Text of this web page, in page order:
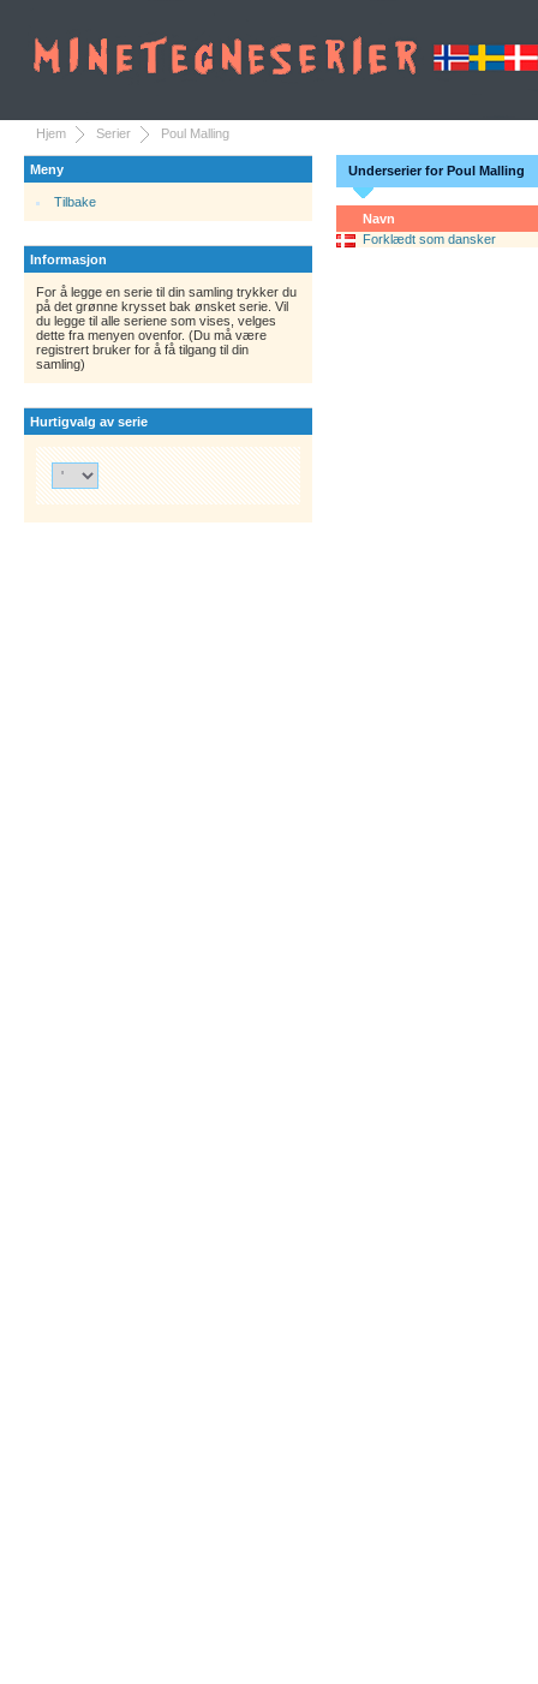
Hjem Serier Poul Malling
Meny
Tilbake
Informasjon
For å legge en serie til din samling trykker du
på det grønne krysset bak ønsket serie. Vil
du legge til alle seriene som vises, velges
dette fra menyen ovenfor. (Du må være
registrert bruker for å få tilgang til din
samling)
Hurtigvalg av serie
Underserier for Poul Malling
Navn
Forklædt som dansker